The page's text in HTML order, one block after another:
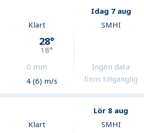
Idag 7 aug
Klart
28°
18°
0 mm
4 (6) m/s
SMHI
Ingen data
finns tillgänglig
Lör 8 aug
Klart
SMHI